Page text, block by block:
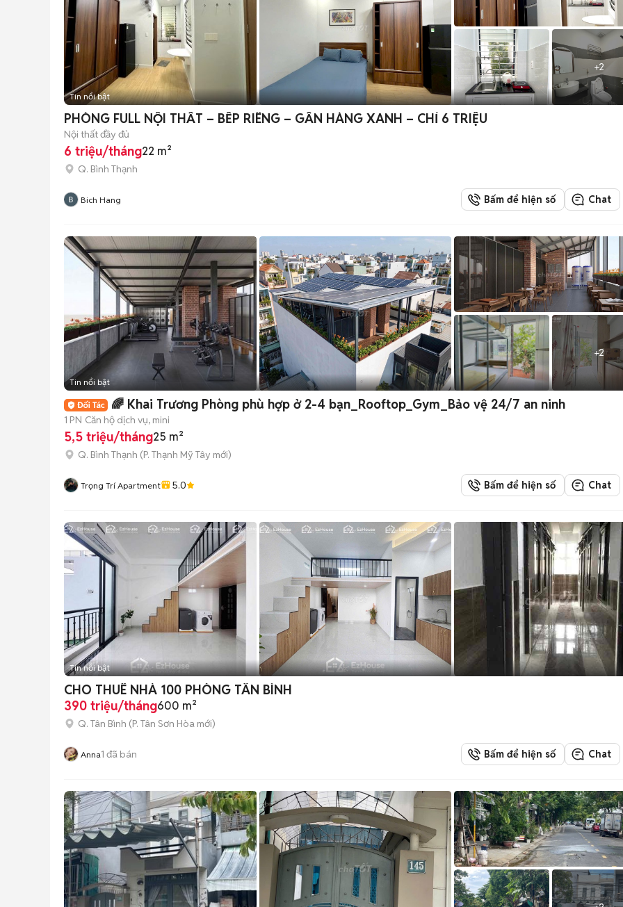
+2
Tin nổi bật
PHÒNG FULL NỘI THẤT – BẾP RIÊNG – GẦN HÀNG XANH – CHỈ 6 TRIỆU
Nội thất đầy đủ
6 triệu/tháng22 m²
Q. Bình Thạnh
Bich Hang Bấm để hiện số Chat
+2
Tin nổi bật
🌈 Khai Trương Phòng phù hợp ở 2-4 bạn_Rooftop_Gym_Bảo vệ 24/7 an ninh
1 PN Căn hộ dịch vụ, mini
5,5 triệu/tháng25 m²
Q. Bình Thạnh (P. Thạnh Mỹ Tây mới)
Trọng Trí Apartment 5.0 Bấm để hiện số Chat
Tin nổi bật
CHO THUÊ NHÀ 100 PHÒNG TÂN BÌNH
390 triệu/tháng600 m²
Q. Tân Bình (P. Tân Sơn Hòa mới)
Anna1 đã bán Bấm để hiện số Chat